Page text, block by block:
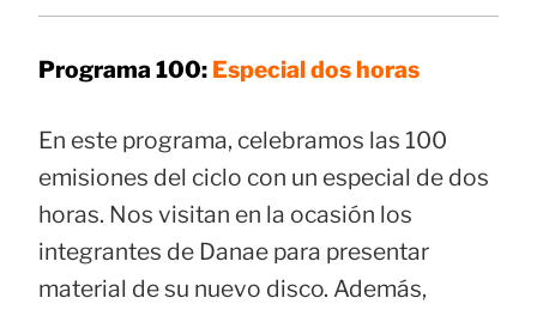
Programa 100: Especial dos horas
En este programa, celebramos las 100
emisiones del ciclo con un especial de dos
horas. Nos visitan en la ocasión los
integrantes de Danae para presentar
material de su nuevo disco. Además,